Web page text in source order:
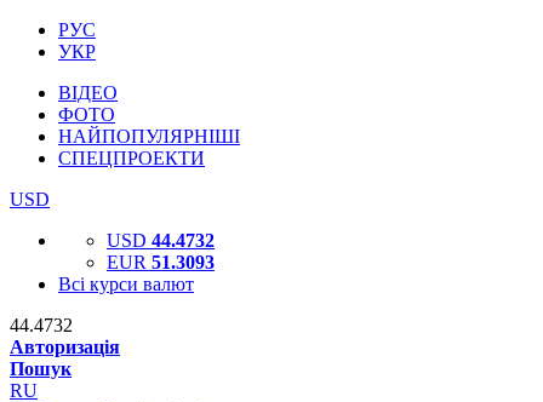
РУС
УКР
ВІДЕО
ФОТО
НАЙПОПУЛЯРНІШІ
СПЕЦПРОЕКТИ
USD
USD 44.4732
EUR 51.3093
Всі курси валют
44.4732
Авторизація
Пошук
RU